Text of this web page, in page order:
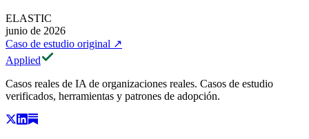
ELASTIC
junio de 2026
Caso de estudio original ↗
Applied
Casos reales de IA de organizaciones reales. Casos de estudio
verificados, herramientas y patrones de adopción.